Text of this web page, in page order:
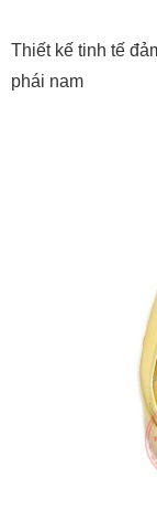
Thiết kế tinh tế
phái nam